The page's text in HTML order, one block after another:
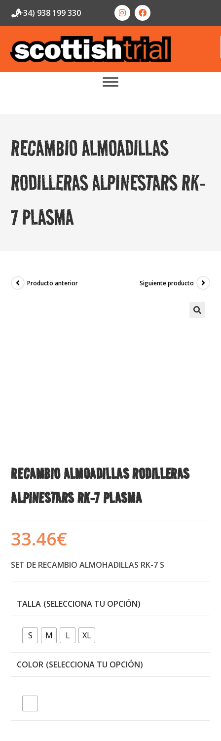
(+34) 938 199 330
RECAMBIO ALMOADILLAS
RODILLERAS ALPINESTARS RK-
7 PLASMA
Producto anterior Siguiente producto
RECAMBIO ALMOADILLAS RODILLERAS
ALPINESTARS RK-7 PLASMA
33.46€
SET DE RECAMBIO ALMOHADILLAS RK-7 S
TALLA
S M L XL
COLOR